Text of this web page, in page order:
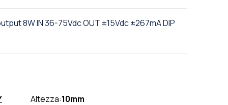
8W IN 36-75Vdc OUT ±15Vdc ±267mA DIP
Altezza:10mm